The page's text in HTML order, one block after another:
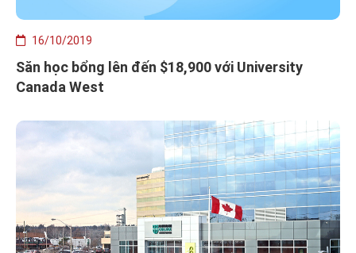
16/10/2019
Săn học bổng lên đến $18,900 với University
Canada West